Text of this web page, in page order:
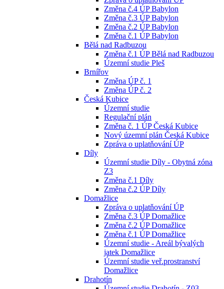
Změna č.4 ÚP Babylon
Změna č.3 ÚP Babylon
Změna č.2 ÚP Babylon
Změna č.1 ÚP Babylon
Bělá nad Radbuzou
Změna č.1 ÚP Bělá nad Radbuzou
Územní studie Pleš
Brnířov
Změna ÚP č. 1
Změna ÚP č. 2
Česká Kubice
Územní studie
Regulační plán
Změna č. 1 ÚP Česká Kubice
Nový územní plán Česká Kubice
Zpráva o uplatňování ÚP
Díly
Územní studie Díly - Obytná zóna
Z3
Změna č.1 Díly
Změna č.2 ÚP Díly
Domažlice
Zpráva o uplatňování ÚP
Změna č.3 ÚP Domažlice
Změna č.2 ÚP Domažlice
Změna č.1 ÚP Domažlice
Územní studie - Areál bývalých
jatek Domažlice
Územní studie veř.prostranství
Domažlice
Drahotín